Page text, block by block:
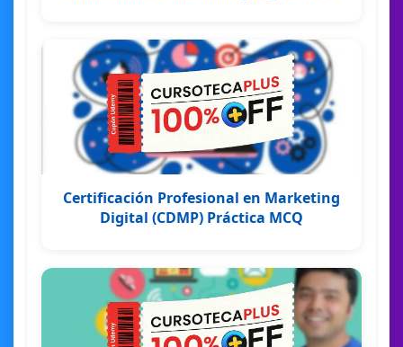
Certificación Profesional en Marketing
Digital (CDMP) Práctica MCQ